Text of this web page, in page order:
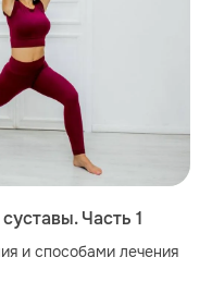
Часть 1
и способами лечения